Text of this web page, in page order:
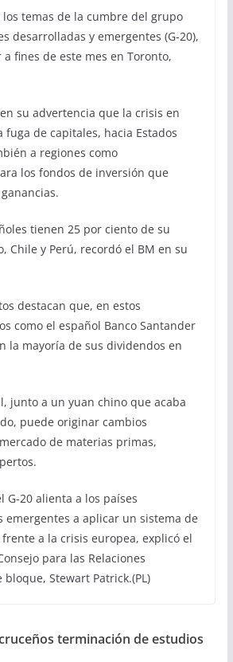
los temas de la cumbre del grupo
desarrolladas y emergentes (G-20),
fines de este mes en Toronto,
su advertencia que la crisis en
fuga de capitales, hacia Estados
a regiones como
los fondos de inversión que
tienen 25 por ciento de su
Chile y Perú, recordó el BM en su
destacan que, en estos
como el español Banco Santander
la mayoría de sus dividendos en
junto a un yuan chino que acaba
puede originar cambios
de materias primas,
G-20 alienta a los países
emergentes a aplicar un sistema de
a la crisis europea, explicó el
para las Relaciones
bloque, Stewart Patrick.(PL)
terminación de estudios